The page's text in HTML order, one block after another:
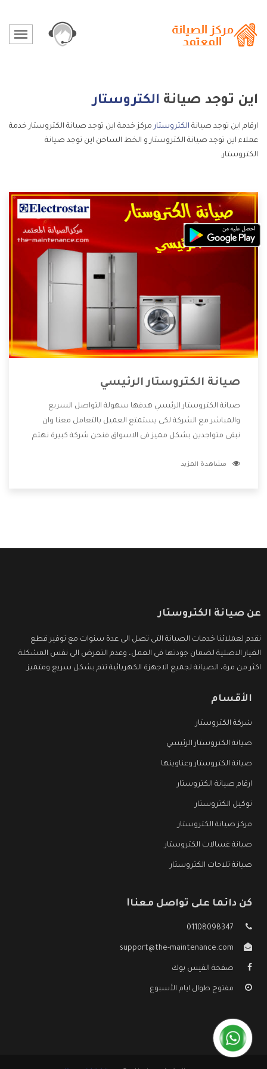
اين توجد صيانة الكتروستار
ارقام اين توجد صيانة الكتروستار مركز خدمة اين توجد صيانة الكتروستار خدمة
عملاء اين توجد صيانة الكتروستار و الخط الساخن اين توجد صيانة
الكتروستار.
صيانة الكتروستار الرئيسي
صيانة الكتروستار الرئيسي هدفها سهولة التواصل السريع
والمباشر مع الشركة لكى يستمتع العميل بالتعامل معنا وان
نبقى متواجدين بشكل مميز فى الاسواق فنحن شركة كبيرة نهتم
الشركة بها والتى تكون منها خدمة الصيانة التى تكون من أهم
مشاهدة المزيد
عن صيانة الكتروستار
نقدم لعملائنا خدمات الصيانة التى تصل الى عدة سنوات مع توفير قطع
الغيار الاصلية لضمان جودتها فى العمل، وعدم التعرض الى نفس المشكلة
اكثر من مرة، الصيانة لجميع الاجهزة الكهربائية تتم بشكل سريع ومتميز.
الأقسام
شركة الكتروستار
صيانة الكتروستار الرئيسي
صيانة الكتروستار وعناوينها
ارقام صيانة الكتروستار
توكيل الكتروستار
مركز صيانة الكتروستار
صيانة غسالات الكتروستار
صيانة ثلاجات الكتروستار
كن دائما على تواصل معنا!
01108098347
support@the-maintenance.com
صفحة الفيس بوك
مفتوح طوال ايام الأسبوع